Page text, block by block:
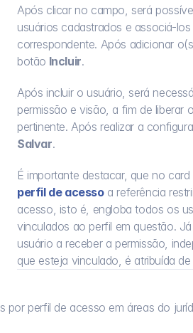
Após clicar no campo, será
usuários cadastrados e associá-los
correspondente. Após adicionar
botão Incluir.
Após incluir o usuário, será
permissão e visão, a fim de liberar
Salvar.
É importante destacar, que no card
perfil de acesso a referência
acesso, isto é, engloba todos os
vinculados ao perfil em questão.
usuário a receber a permissão,
que esteja vinculado, é atribuída
por perfil de acesso em áreas do